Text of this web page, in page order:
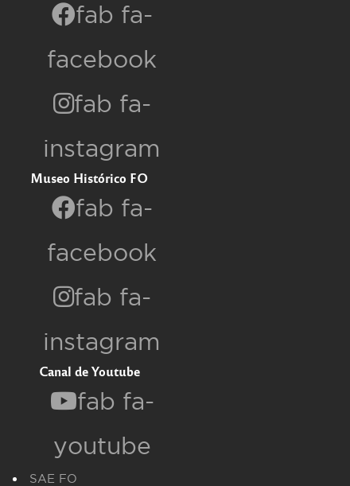
fab fa-
facebook
fab fa-
instagram
Museo Histórico FO
fab fa-
facebook
fab fa-
instagram
Canal de Youtube
fab fa-
youtube
SAE FO